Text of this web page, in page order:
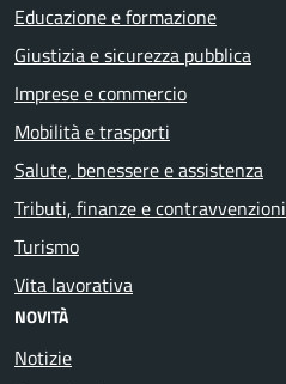
Educazione e formazione
Giustizia e sicurezza pubblica
Imprese e commercio
Mobilità e trasporti
Salute, benessere e assistenza
Tributi, finanze e contravvenzioni
Turismo
Vita lavorativa
NOVITÀ
Notizie